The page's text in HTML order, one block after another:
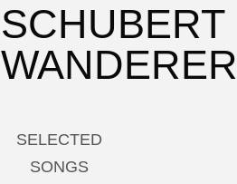
SCHUBERT
WANDERER
SELECTED
SONGS